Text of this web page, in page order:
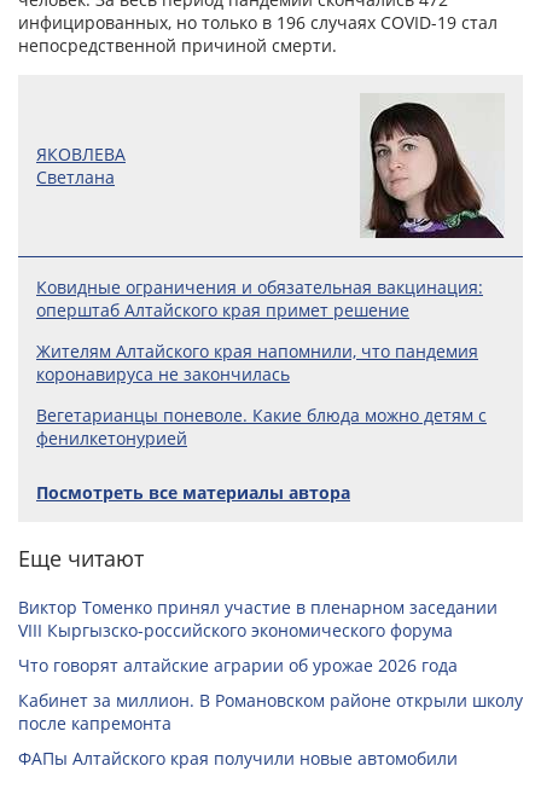
инфицированных, но только в 196 случаях COVID-19 стал
непосредственной причиной смерти.
ЯКОВЛЕВА
Светлана
Ковидные ограничения и обязательная вакцинация:
оперштаб Алтайского края примет решение
Жителям Алтайского края напомнили, что пандемия
коронавируса не закончилась
Вегетарианцы поневоле. Какие блюда можно детям с
фенилкетонурией
Посмотреть все материалы автора
Еще читают
Виктор Томенко принял участие в пленарном заседании
VIII Кыргызско-российского экономического форума
Что говорят алтайские аграрии об урожае 2026 года
Кабинет за миллион. В Романовском районе открыли школу
после капремонта
ФАПы Алтайского края получили новые автомобили